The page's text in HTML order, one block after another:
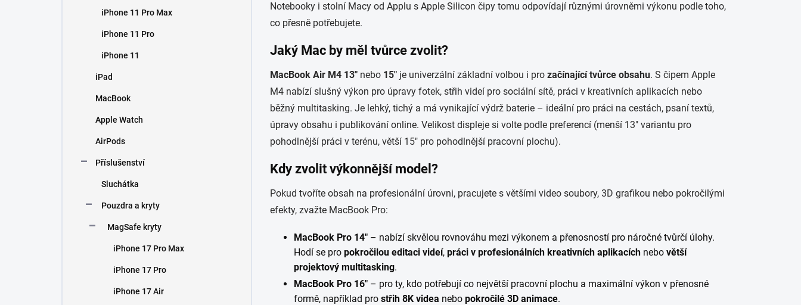
iPhone 11 Pro Max
iPhone 11 Pro
iPhone 11
iPad
MacBook
Apple Watch
AirPods
Příslušenství
Sluchátka
Pouzdra a kryty
MagSafe kryty
iPhone 17 Pro Max
iPhone 17 Pro
iPhone 17 Air
Notebooky i stolní Macy od Applu s Apple Silicon čipy tomu odpovídají různými úrovněmi výkonu podle toho,
co přesně potřebujete.
Jaký Mac by měl tvůrce zvolit?
MacBook Air M4 13″ nebo 15″ je univerzální základní volbou i pro začínající tvůrce obsahu. S čipem Apple
M4 nabízí slušný výkon pro úpravy fotek, střih videí pro sociální sítě, práci v kreativních aplikacích nebo
běžný multitasking. Je lehký, tichý a má vynikající výdrž baterie – ideální pro práci na cestách, psaní textů,
úpravy obsahu i publikování online. Velikost displeje si volte podle preferencí (menší 13″ variantu pro
pohodlnější práci v terénu, větší 15″ pro pohodlnější pracovní plochu).
Kdy zvolit výkonnější model?
Pokud tvoříte obsah na profesionální úrovni, pracujete s většími video soubory, 3D grafikou nebo pokročilými
efekty, zvažte MacBook Pro:
MacBook Pro 14″ – nabízí skvělou rovnováhu mezi výkonem a přenosností pro náročné tvůrčí úlohy.
Hodí se pro pokročilou editaci videí, práci v profesionálních kreativních aplikacích nebo větší
projektový multitasking.
MacBook Pro 16″ – pro ty, kdo potřebují co největší pracovní plochu a maximální výkon v přenosné
formě, například pro střih 8K videa nebo pokročilé 3D animace.